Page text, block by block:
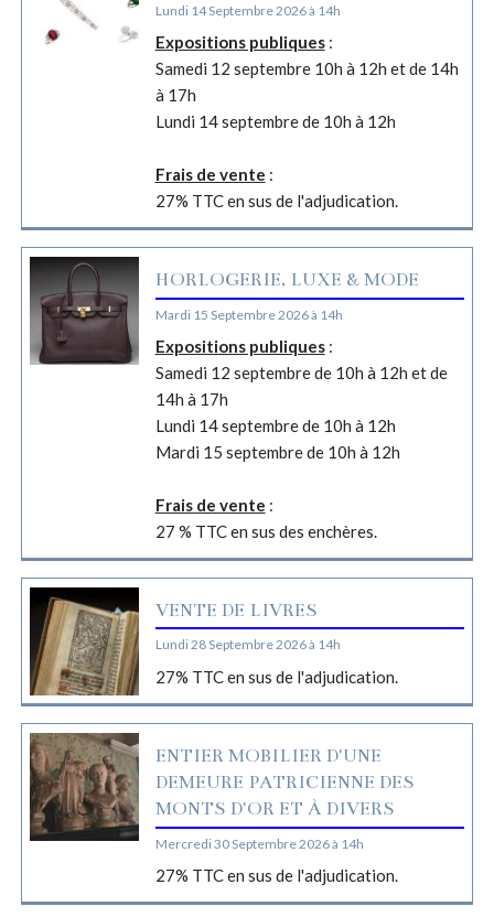
Lundi 14 Septembre 2026 à 14h
Expositions publiques:
Samedi 12 septembre 10h à 12h et de 14h
à 17h
Lundi 14 septembre de 10h à 12h
Frais de vente :
27% TTC en sus de l'adjudication.
HORLOGERIE, LUXE & MODE
Mardi 15 Septembre 2026 à 14h
Expositions publiques:
Samedi 12 septembre de 10h à 12h et de
14h à 17h
Lundi 14 septembre de 10h à 12h
Mardi 15 septembre de 10h à 12h
Frais de vente :
27 % TTC en sus des enchères.
VENTE DE LIVRES
Lundi 28 Septembre 2026 à 14h
27% TTC en sus de l'adjudication.
ENTIER MOBILIER D'UNE
DEMEURE PATRICIENNE DES
MONTS D'OR ET À DIVERS
Mercredi 30 Septembre 2026 à 14h
27% TTC en sus de l'adjudication.